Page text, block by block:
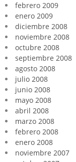
febrero 2009
enero 2009
diciembre 2008
noviembre 2008
octubre 2008
septiembre 2008
agosto 2008
julio 2008
junio 2008
mayo 2008
abril 2008
marzo 2008
febrero 2008
enero 2008
noviembre 2007